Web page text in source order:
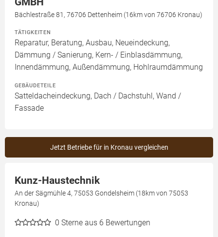
Bächlestraße 81, 76706 Dettenheim (16km von 76706 Kronau)
TÄTIGKEITEN
Reparatur, Beratung, Ausbau, Neueindeckung,
Dämmung / Sanierung, Kern- / Einblasdämmung,
Innendämmung, Außendämmung, Hohlraumdämmung
GEBÄUDETEILE
Satteldacheindeckung, Dach / Dachstuhl, Wand /
Fassade
Jetzt Betriebe für in Kronau vergleichen
Kunz-Haustechnik
An der Sägmühle 4, 75053 Gondelsheim (18km von 75053
Kronau)
0 Sterne aus 6 Bewertungen